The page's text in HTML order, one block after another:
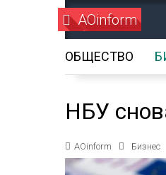
AOinform
ОБЩЕСТВО
НБУ
AOinform Бизнес